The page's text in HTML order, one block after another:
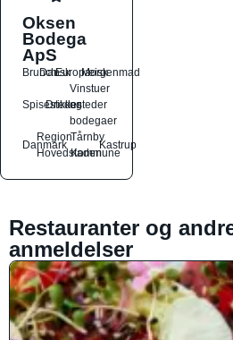
Oksen
Bodega
ApS
Brunch
DanskEuropæiskMorgenmad
Spisesteder
Drikkesteder
Vinstuer
og
bodegaer
Danmark
Region
Hovedstaden
Tårnby
Kommune
Kastrup
Restauranter og
anmeldelser